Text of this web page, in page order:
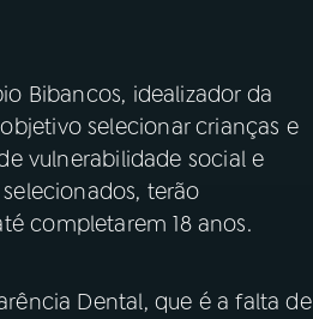
Bibancos, idealizador da
selecionar crianças e
vulnerabilidade social e
terão
completarem 18 anos.
Dental, que é a falta de